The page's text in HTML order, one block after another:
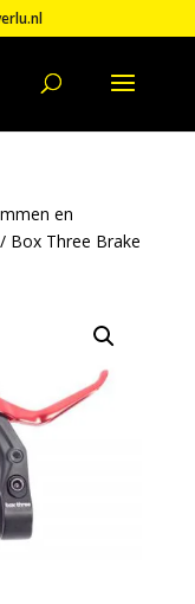
en
/ Box Three Brake